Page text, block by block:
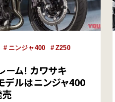
ニンジャ400
Z250
ム！ カワサキ
デルはニンジャ400